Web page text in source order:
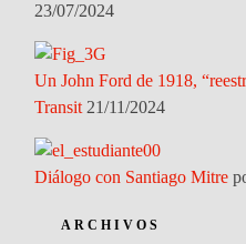
23/07/2024
Un John Ford de 1918,
Transit 21/11/2024
Diálogo con Santiago Mitre
ARCHIVOS